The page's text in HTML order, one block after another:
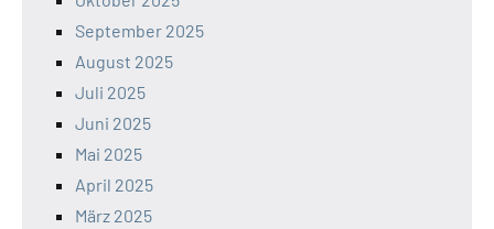
September 2025
August 2025
Juli 2025
Juni 2025
Mai 2025
April 2025
März 2025